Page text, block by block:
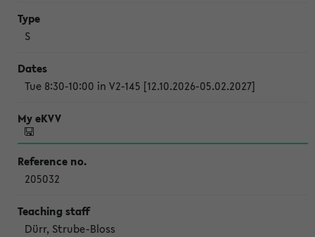
S
Tue 8:30-10:00 in V2-145 [12.10.2026-05.02.2027]
205032
Dürr, Strube-Bloss